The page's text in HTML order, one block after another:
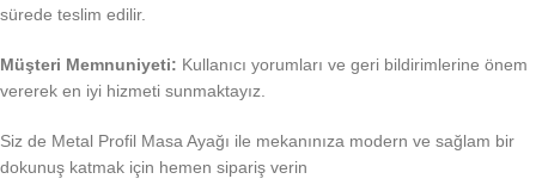
sürede teslim edilir.
Müşteri Memnuniyeti: Kullanıcı yorumları ve geri bildirimlerine önem
vererek en iyi hizmeti sunmaktayız.
Siz de Metal Profil Masa Ayağı ile mekanınıza modern ve sağlam bir
dokunuş katmak için hemen sipariş verin